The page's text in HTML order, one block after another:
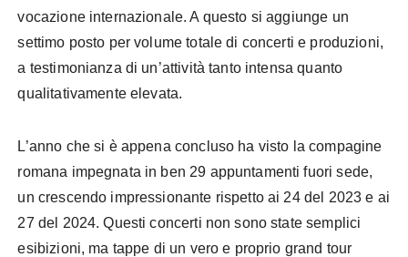
vocazione internazionale. A questo si aggiunge un
settimo posto per volume totale di concerti e produzioni,
a testimonianza di un’attività tanto intensa quanto
qualitativamente elevata.
L’anno che si è appena concluso ha visto la compagine
romana impegnata in ben 29 appuntamenti fuori sede,
un crescendo impressionante rispetto ai 24 del 2023 e ai
27 del 2024. Questi concerti non sono state semplici
esibizioni, ma tappe di un vero e proprio grand tour